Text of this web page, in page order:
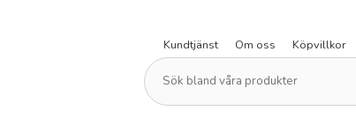
Kundtjänst
Om oss Köpvillkor